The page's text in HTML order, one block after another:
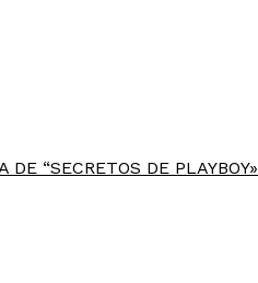
“SECRETOS DE PLAYBOY»